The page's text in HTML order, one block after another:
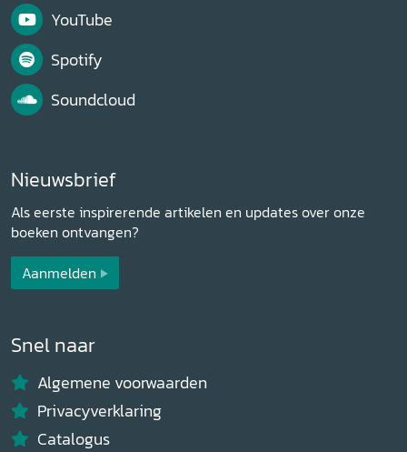
YouTube
Spotify
Soundcloud
Nieuwsbrief
Als eerste inspirerende artikelen en updates over onze
boeken ontvangen?
Aanmelden
Snel naar
Algemene voorwaarden
Privacyverklaring
Catalogus